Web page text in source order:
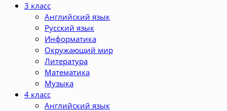
3 класс
Английский язык
Русский язык
Информатика
Окружающий мир
Литература
Математика
Музыка
4 класс
Английский язык